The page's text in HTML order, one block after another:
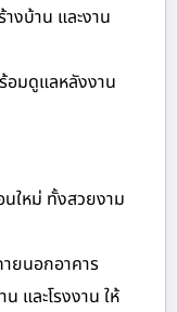
งบ้าน และงาน
อมดูแลหลังงาน
ใหม่ ทั้งสวยงาม
ยนอกอาคาร
และโรงงาน ให้